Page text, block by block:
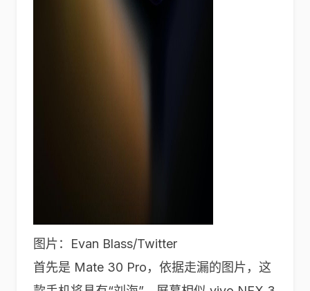
图片：Evan Blass/Twitter
首先是 Mate 30 Pro，依据走漏的图片，这